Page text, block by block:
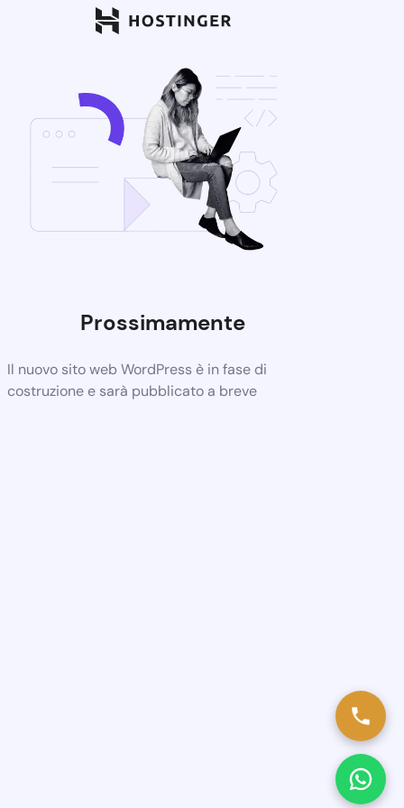
Prossimamente
Il nuovo sito web WordPress è in fase di
costruzione e sarà pubblicato a breve